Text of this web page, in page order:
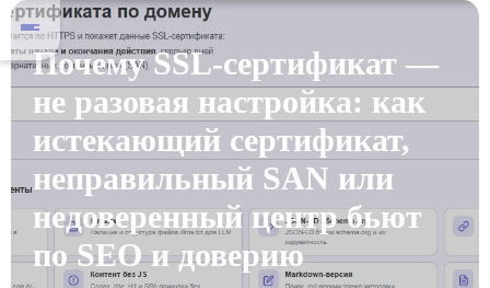
Почему SSL-сертификат —
не разовая настройка: как
истекающий сертификат,
неправильный SAN или
недоверенный центр бьют
по SEO и доверию